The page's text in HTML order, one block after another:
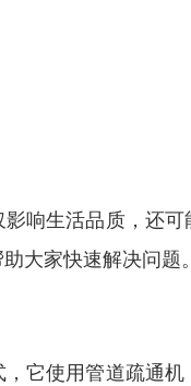
响生活品质，还
大家快速解决问题。
它使用管道疏通